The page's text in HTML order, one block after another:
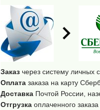
Заказ через систему личных
Оплата заказа на карту
Доставка Почтой России,
Отгрузкаоплаченного